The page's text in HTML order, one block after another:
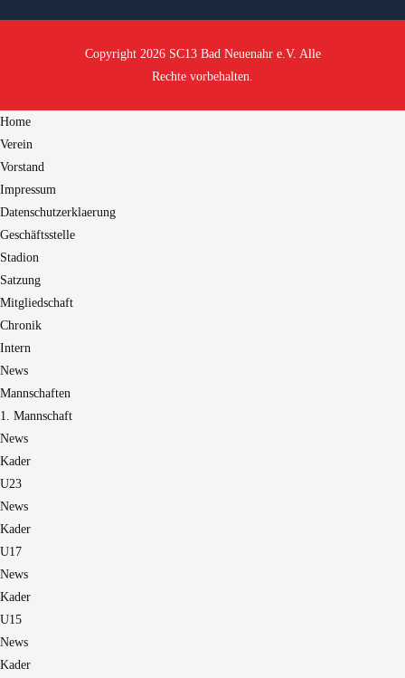
Copyright 2026 SC13 Bad Neuenahr e.V. Alle
Rechte vorbehalten.
Home
Verein
Vorstand
Impressum
Datenschutzerklaerung
Geschäftsstelle
Stadion
Satzung
Mitgliedschaft
Chronik
Intern
News
Mannschaften
1. Mannschaft
News
Kader
U23
News
Kader
U17
News
Kader
U15
News
Kader